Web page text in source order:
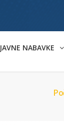
JAVNE NABAVKE